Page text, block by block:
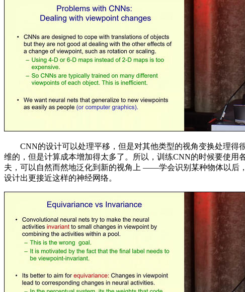
CNN的设计可以处理平移，但是对其他类型的视角变换处理得
维的，但是计算成本增加得太多了。所以，训练CNN的时候要使
夫，可以自然而然地泛化到新的视角上 ——学会识别某种物体以后
设计出更接近这样的神经网络。